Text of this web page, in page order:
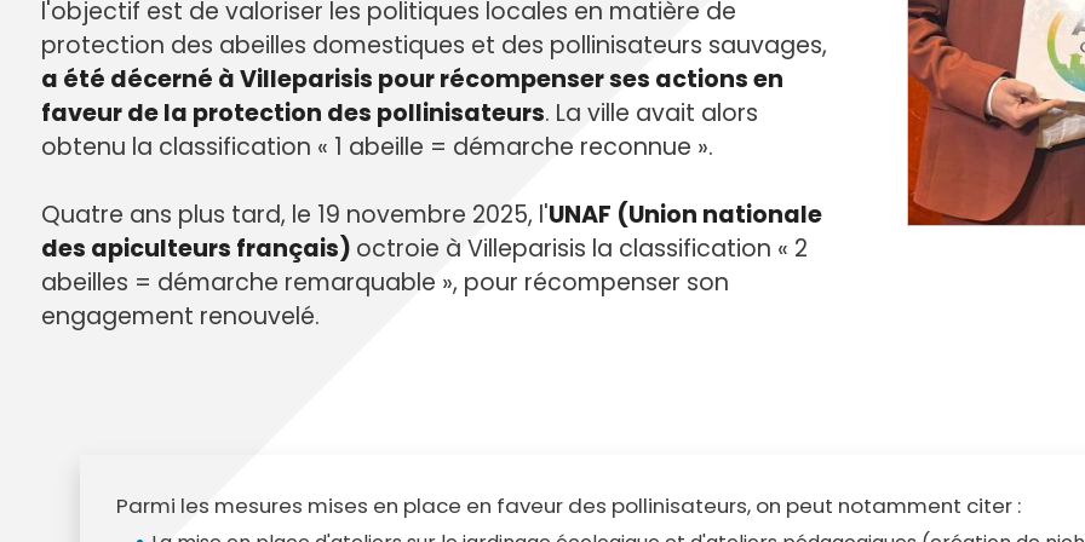
Marché de la Ville
Entreprendre
Offres d'emploi locales
Mécénat
Sapeurs pompiers
Vigilance et cambriolage
Stationnement et fourrière
Préplainte en ligne
Voisins vigilants et solidaires
Travaux
Assainissement
Plan local d'urbanisme
Octobre rose
Game arena
Un Noël à Villeparisis
l'objectif est de valoriser les politiques locales en matière de
protection des abeilles domestiques et des pollinisateurs sauvages,
a été décerné à Villeparisis pour récompenser ses actions en
faveur de la protection des pollinisateurs. La ville avait alors
obtenu la classification « 1 abeille = démarche reconnue ».
Quatre ans plus tard, le 19 novembre 2025, l'UNAF (Union nationale
des apiculteurs français) octroie à Villeparisis la classification « 2
abeilles = démarche remarquable », pour récompenser son
engagement renouvelé.
Parmi les mesures mises en place en faveur des pollinisateurs, on peut notamment citer :